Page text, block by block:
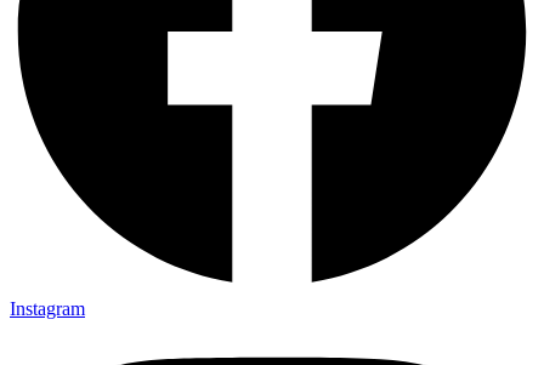
Instagram